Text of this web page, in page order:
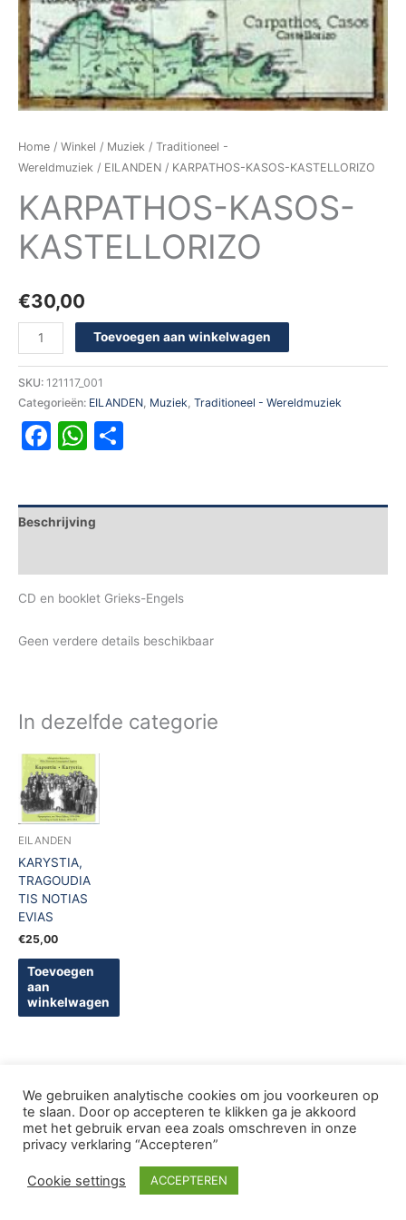
Home / Winkel / Muziek / Traditioneel -
Wereldmuziek / EILANDEN / KARPATHOS-KASOS-KASTELLORIZO
KARPATHOS-KASOS-
KASTELLORIZO
€30,00
Toevoegen aan winkelwagen
SKU: 121117_001
Categorieën: EILANDEN Muziek Traditioneel - Wereldmuziek
Facebook
WhatsApp
Beschrijving
CD en booklet Grieks-Engels
Geen verdere details beschikbaar
In dezelfde categorie
EILANDEN
KARYSTIA,
TRAGOUDIA
TIS NOTIAS
EVIAS
€25,00
Toevoegen
aan
winkelwagen
Copyright © 2005-2026 De Griekse Wereld | Design
deWebShopFactory
We gebruiken analytische cookies om jou voorkeuren op
te slaan. Door op accepteren te klikken ga je akkoord
met het gebruik ervan eea zoals omschreven in onze
privacy verklaring “Accepteren”
Cookie settings ACCEPTEREN